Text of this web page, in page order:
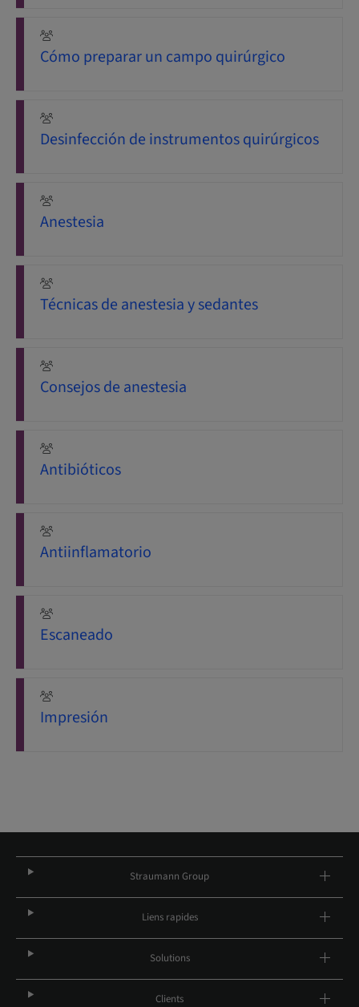
Cómo preparar un campo quirúrgico
Desinfección de instrumentos quirúrgicos
Anestesia
Técnicas de anestesia y sedantes
Consejos de anestesia
Antibióticos
Antiinflamatorio
Escaneado
Impresión
Straumann Group
Liens rapides
Solutions
Clients